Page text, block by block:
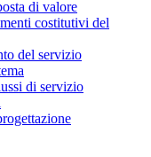
di valore
costitutivi del
del servizio
di servizio